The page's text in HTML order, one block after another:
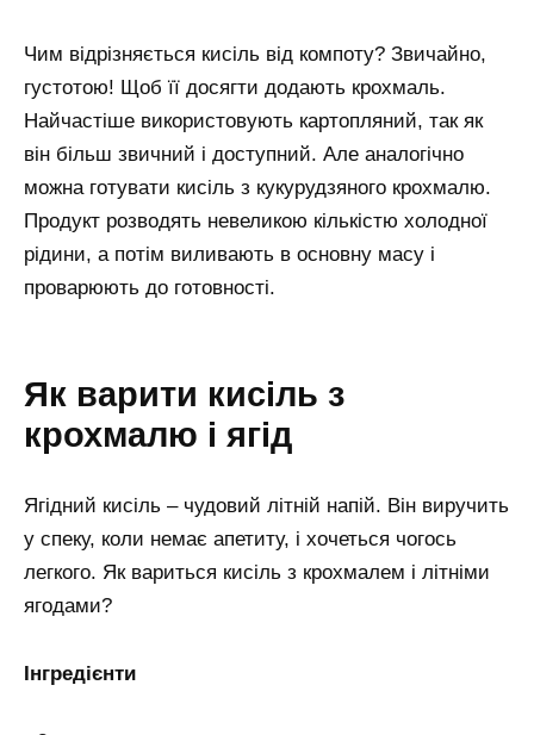
Чим відрізняється кисіль від компоту? Звичайно,
густотою! Щоб її досягти додають крохмаль.
Найчастіше використовують картопляний, так як
він більш звичний і доступний. Але аналогічно
можна готувати кисіль з кукурудзяного крохмалю.
Продукт розводять невеликою кількістю холодної
рідини, а потім виливають в основну масу і
проварюють до готовності.
Як варити кисіль з
крохмалю і ягід
Ягідний кисіль – чудовий літній напій. Він виручить
у спеку, коли немає апетиту, і хочеться чогось
легкого. Як вариться кисіль з крохмалем і літніми
ягодами?
Інгредієнти